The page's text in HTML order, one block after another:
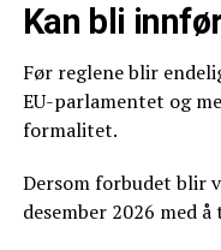
Kan bli
Før reglene blir
EU-parlamentet og
formalitet.
Dersom forbudet blir
desember 2026 med